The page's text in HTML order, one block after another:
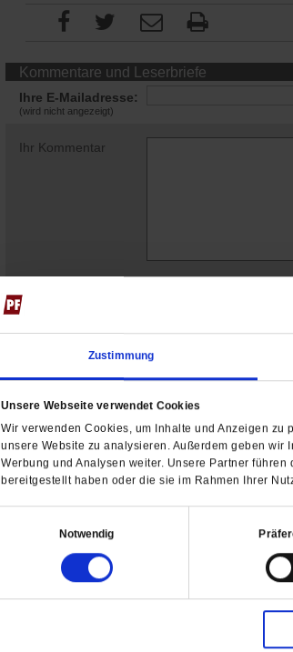
Zustimmung
Unsere Webseite verwendet Cookies
Wir verwenden Cookies, um Inhalte und Anzeigen
unsere Website zu analysieren. Außerdem geben wir
Werbung und Analysen weiter. Unsere Partner
bereitgestellt haben oder die sie im Rahmen Ihrer
Notwendig
Das könnte Sie auch
Kommentare und Leserbriefe
Ihre E-Mailadresse:
(wird nicht angezeigt)
Ihr Kommentar